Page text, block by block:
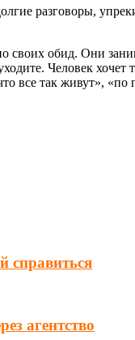
разговоры,
обид. Они
Человек
все так живут»,
справиться
агентство